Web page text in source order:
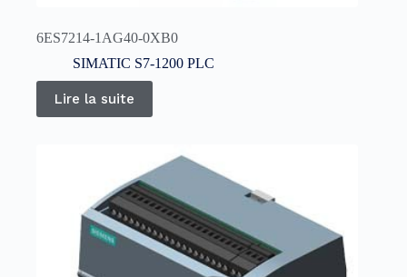
6ES7214-1AG40-0XB0
SIMATIC S7-1200 PLC
Lire la suite